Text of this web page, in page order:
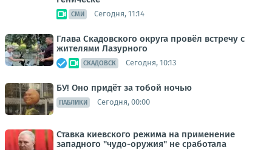
СМИ Сегодня, 11:14
Глава Скадовского округа провёл встречу с
жителями Лазурного
СКАДОВСК Сегодня, 10:13
БУ! Оно придёт за тобой ночью
ПАБЛИКИ Сегодня, 00:00
Ставка киевского режима на применение
западного "чудо-оружия" не сработала